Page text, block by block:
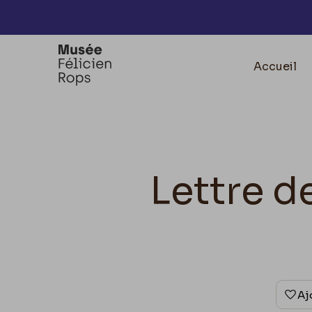
Accueil
Lettre